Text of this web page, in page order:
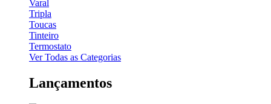
Varal
Tripla
Toucas
Tinteiro
Termostato
Ver Todas as Categorias
Lançamentos